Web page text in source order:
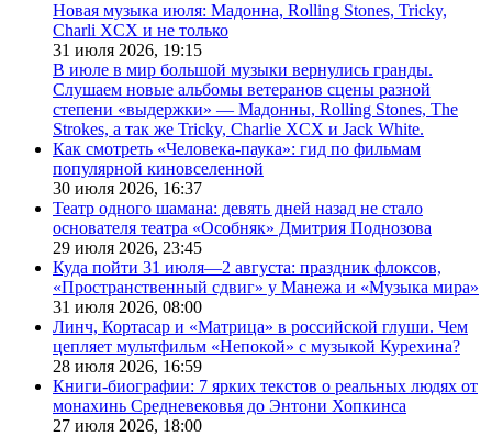
Новая музыка июля: Мадонна, Rolling Stones, Tricky,
Charli XCX и не только
31 июля 2026, 19:15
В июле в мир большой музыки вернулись гранды.
Слушаем новые альбомы ветеранов сцены разной
степени «выдержки» — Мадонны, Rolling Stones, The
Strokes, а так же Tricky, Charlie XCX и Jack White.
Как смотреть «Человека-паука»: гид по фильмам
популярной киновселенной
30 июля 2026, 16:37
Театр одного шамана: девять дней назад не стало
основателя театра «Особняк» Дмитрия Поднозова
29 июля 2026, 23:45
Куда пойти 31 июля—2 августа: праздник флоксов,
«Пространственный сдвиг» у Манежа и «Музыка мира»
31 июля 2026, 08:00
Линч, Кортасар и «Матрица» в российской глуши. Чем
цепляет мультфильм «Непокой» с музыкой Курехина?
28 июля 2026, 16:59
Книги-биографии: 7 ярких текстов о реальных людях от
монахинь Средневековья до Энтони Хопкинса
27 июля 2026, 18:00